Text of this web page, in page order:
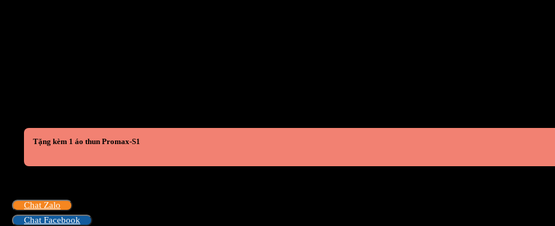
Tặng kèm 1 áo thun Promax-S1
Chat Zalo
Chat Facebook